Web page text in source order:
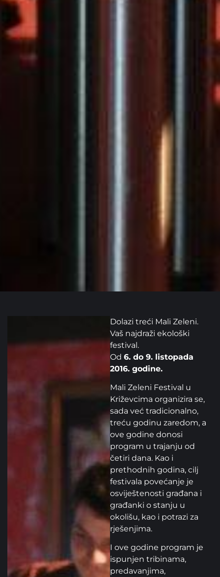
Dolazi treći Mali Zeleni.
Vaš najdraži ekološki
festival.
Od 6. do 9. listopada
2016. godine.
Mali Zeleni Festival u
Križevcima organizira se,
sada već tradicionalno,
treću godinu zaredom, a
ove godine donosi
program u trajanju od
četiri dana. Kao i
prethodnih godina, cilj
festivala povećanje je
osviještenosti građana i
građanki o stanju u
okolišu, kao i potrazi za
rješenjima.
I ove godine program je
ispunjen tribinama,
predavanjima,